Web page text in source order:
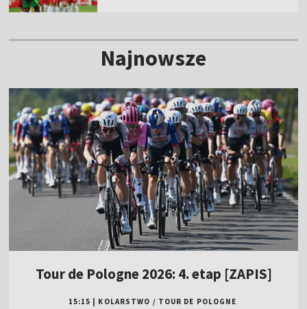
Najnowsze
Tour de Pologne 2026: 4. etap [ZAPIS]
15:15 | KOLARSTWO / TOUR DE POLOGNE